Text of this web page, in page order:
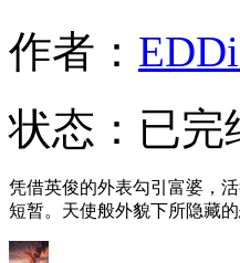
作者：
状态： 已完
凭借英俊的外表勾引富婆，
短暂。天使般外貌下所隐藏